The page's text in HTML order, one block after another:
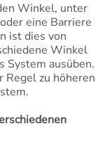
Winkel, unter
eine Barriere
ist dies von
Winkel
System ausüben.
zu höheren